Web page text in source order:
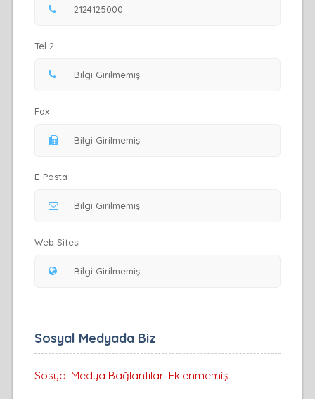
Tel 2
Fax
E-Posta
Web Sitesi
Sosyal Medyada Biz
Sosyal Medya Bağlantıları Eklenmemiş.